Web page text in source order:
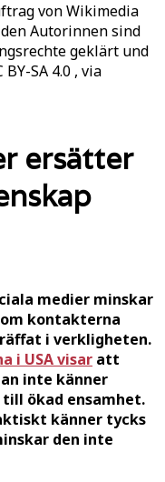
von Wikimedia
Autorinnen sind
geklärt und
SA 4.0 , via
ersätter
medier minskar
kontakterna
i verkligheten.
i USA visar att
inte känner
ökad ensamhet.
känner tycks
den inte